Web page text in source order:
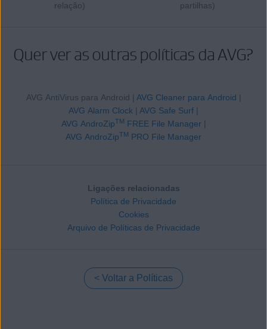
relação)
partilhas)
Quer ver as outras políticas da AVG?
AVG AntiVirus para Android | AVG Cleaner para Android |
AVG Alarm Clock | AVG Safe Surf |
AVG AndroZipTM FREE File Manager |
AVG AndroZipTM PRO File Manager
Ligações relacionadas
Política de Privacidade
Cookies
Arquivo de Políticas de Privacidade
Voltar a Políticas